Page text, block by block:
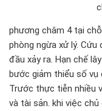
phương châm 4 tại
phòng ngừa xử lý.
đầu xảy ra. Hạn chế
bước giảm thiểu số vụ
Trước thực tiễn nhiều
và tài sản. khi việc